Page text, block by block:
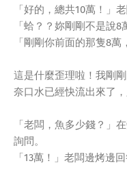
「好的，總共10萬！」
「蛤？？妳剛剛不是說
「剛剛你前面的那隻8萬
這是什麼歪理啦！我剛
奈口水已經快流出來了，
「老闆，魚多少錢？」
詢問。
「13萬！」老闆邊烤邊回